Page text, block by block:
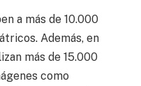
a más de 10.000
Además, en
más de 15.000
como